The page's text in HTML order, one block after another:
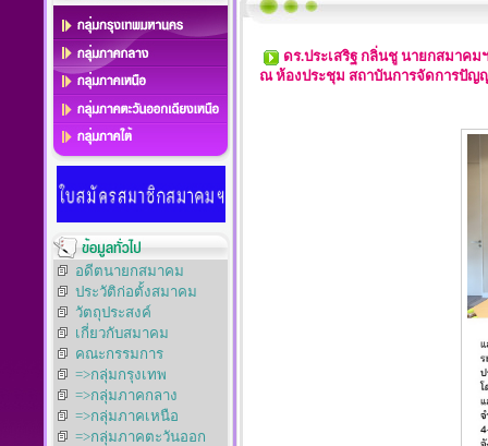
อดีตนายกสมาคม
ประวัติก่อตั้งสมาคม
วัตถุประสงค์
เกี่ยวกับสมาคม
คณะกรรมการ
=>กลุ่มกรุงเทพ
=>กลุ่มภาคกลาง
=>กลุ่มภาคเหนือ
=>กลุ่มภาคตะวันออก
ดร.ประเสริฐ กลิ่นชู นายกสมาค
ณ ห้องประชุม สถาบันการจัดการปั